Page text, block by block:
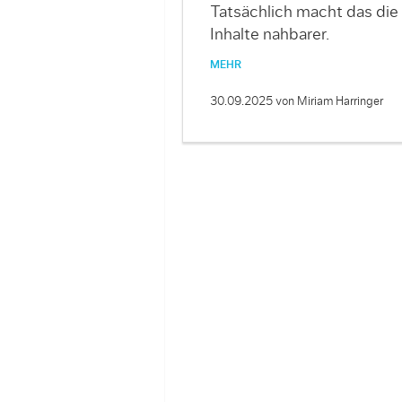
Tatsächlich macht das die
Inhalte nahbarer.
MEHR
30.09.2025 von Miriam Harringer